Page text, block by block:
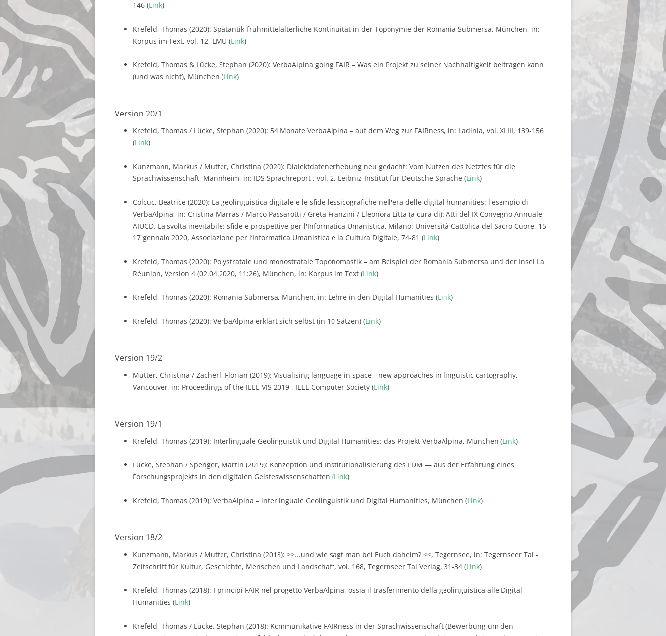
146 (Link)
Krefeld, Thomas (2020): Spätantik-frühmittelalterliche Kontinuität in der Toponymie der Romania Submersa, München, in:
Korpus im Text, vol. 12, LMU (Link)
Krefeld, Thomas & Lücke, Stephan (2020): VerbaAlpina going FAIR – Was ein Projekt zu seiner Nachhaltigkeit beitragen kann
(und was nicht), München (Link)
Version 20/1
Krefeld, Thomas / Lücke, Stephan (2020): 54 Monate VerbaAlpina – auf dem Weg zur FAIRness, in: Ladinia, vol. XLIII, 139-156
(Link)
Kunzmann, Markus / Mutter, Christina (2020): Dialektdatenerhebung neu gedacht: Vom Nutzen des Netztes für die
Sprachwissenschaft, Mannheim, in: IDS Sprachreport , vol. 2, Leibniz-Institut für Deutsche Sprache (Link)
Colcuc, Beatrice (2020): La geolinguistica digitale e le sfide lessicografiche nell'era delle digital humanities: l'esempio di
VerbaAlpina, in: Cristina Marras / Marco Passarotti / Greta Franzini / Eleonora Litta (a cura di): Atti del IX Convegno Annuale
AIUCD. La svolta inevitabile: sfide e prospettive per l'Informatica Umanistica. Milano: Università Cattolica del Sacro Cuore, 15-
17 gennaio 2020, Associazione per l’Informatica Umanistica e la Cultura Digitale, 74-81 (Link)
Krefeld, Thomas (2020): Polystratale und monostratale Toponomastik – am Beispiel der Romania Submersa und der Insel La
Réunion, Version 4 (02.04.2020, 11:26), München, in: Korpus im Text (Link)
Krefeld, Thomas (2020): Romania Submersa, München, in: Lehre in den Digital Humanities (Link)
Krefeld, Thomas (2020): VerbaAlpina erklärt sich selbst (in 10 Sätzen) (Link)
Version 19/2
Mutter, Christina / Zacherl, Florian (2019): Visualising language in space - new approaches in linguistic cartography,
Vancouver, in: Proceedings of the IEEE VIS 2019 , IEEE Computer Society (Link)
Version 19/1
Krefeld, Thomas (2019): Interlinguale Geolinguistik und Digital Humanities: das Projekt VerbaAlpina, München (Link)
Lücke, Stephan / Spenger, Martin (2019): Konzeption und Institutionalisierung des FDM — aus der Erfahrung eines
Forschungsprojekts in den digitalen Geisteswissenschaften (Link)
Krefeld, Thomas (2019): VerbaAlpina – interlinguale Geolinguistik und Digital Humanities, München (Link)
Version 18/2
Kunzmann, Markus / Mutter, Christina (2018): >>...und wie sagt man bei Euch daheim? <<, Tegernsee, in: Tegernseer Tal -
Zeitschrift für Kultur, Geschichte, Menschen und Landschaft, vol. 168, Tegernseer Tal Verlag, 31-34 (Link)
Krefeld, Thomas (2018): I principi FAIR nel progetto VerbaAlpina, ossia il trasferimento della geolinguistica alle Digital
Humanities (Link)
Krefeld, Thomas / Lücke, Stephan (2018): Kommunikative FAIRness in der Sprachwissenschaft (Bewerbung um den